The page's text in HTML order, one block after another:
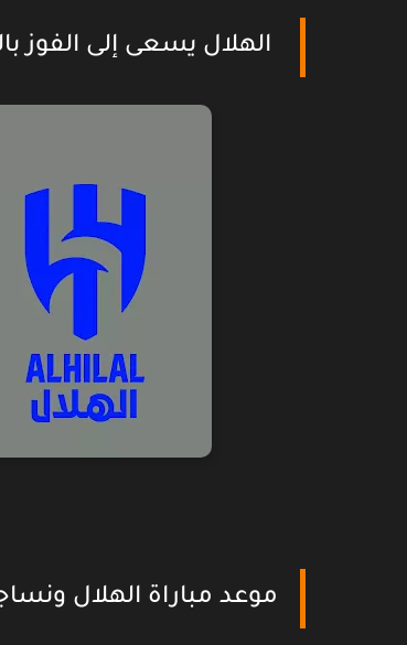
الهلال يسعى إلى الفوز
‪موعد مباراة الهلال